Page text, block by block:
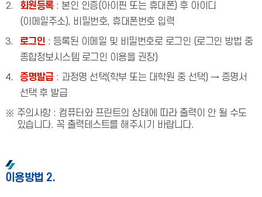
회원등록: 본인 인증(아이핀 또는 휴대폰) 후 아이디
(이메일주소), 비밀번호, 휴대폰번호 입력
로그인 : 등록된 이메일 및 비밀번호로 로그인 (로그인 방법 중
종합정보시스템 로그인 이용을 권장)
증명발급: 과정명 선택(학부 또는 대학원 중 선택) → 증명서
선택 후 발급
주의사항 : 컴퓨터와 프린트의 상태에 따라 출력이 안 될 수도
있습니다. 꼭 출력테스트를 해주시기 바랍니다.
이용방법 2.